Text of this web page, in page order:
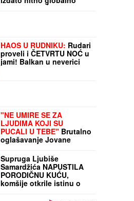
SLIKA BILA "ANONIMNA"
100 GODINARemek-delo
flamanske umetnice
izdato hitno globalno
upozorenje: Čim uradite
OVO, postajete meta
opasnog napada!